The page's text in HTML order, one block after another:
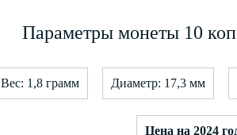
Параметры монеты 10
Вес: 1,8 грамм Диаметр: 17,3 мм
Цена на 2024